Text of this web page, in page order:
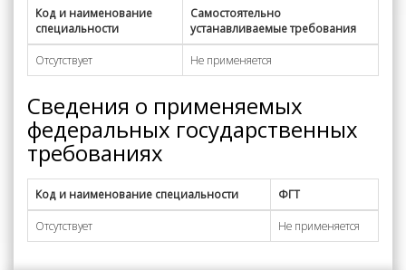
Код и наименование
специальности
Самостоятельно
устанавливаемые требования
Отсутствует Не применяется
Сведения о применяемых
федеральных государственных
требованиях
Код и наименование специальности ФГТ
Отсутствует Не применяется